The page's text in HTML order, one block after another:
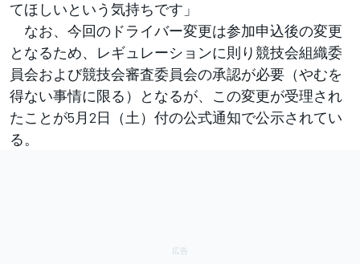
てほしいという気持ちです」
なお、今回のドライバー変更は参加申込後の変更
となるため、レギュレーションに則り競技会組織委
員会および競技会審査委員会の承認が必要（やむを
得ない事情に限る）となるが、この変更が受理され
たことが5月2日（土）付の公式通知で公示されてい
る。